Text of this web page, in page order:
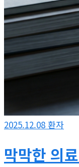
2025.12.08 환자
막막한 의